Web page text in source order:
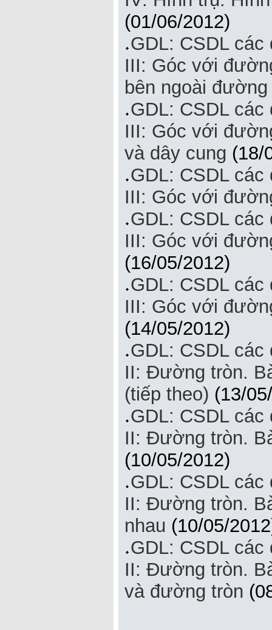
(01/06/2012)
GDL: CSDL
III: Góc với
bên ngoài
GDL: CSDL
III: Góc với
và dây cung (18/
GDL: CSDL
III: Góc với
GDL: CSDL
III: Góc với
(16/05/2012)
GDL: CSDL
III: Góc với
(14/05/2012)
GDL: CSDL
II: Đường tròn.
(tiếp theo) (13/
GDL: CSDL
II: Đường tròn.
(10/05/2012)
GDL: CSDL
II: Đường tròn.
nhau (10/05/
GDL: CSDL
II: Đường tròn.
và đường tròn